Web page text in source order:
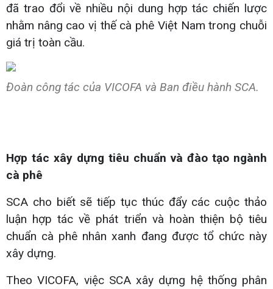
đã trao đổi về nhiều nội dung hợp tác chiến lược
nhằm nâng cao vị thế cà phê Việt Nam trong chuỗi
giá trị toàn cầu.
Đoàn công tác của VICOFA và Ban điều hành SCA.
Hợp tác xây dựng tiêu chuẩn và đào tạo ngành
cà phê
SCA cho biết sẽ tiếp tục thúc đẩy các cuộc thảo
luận hợp tác về phát triển và hoàn thiện bộ tiêu
chuẩn cà phê nhân xanh đang được tổ chức này
xây dựng.
Theo VICOFA, việc SCA xây dựng hệ thống phân